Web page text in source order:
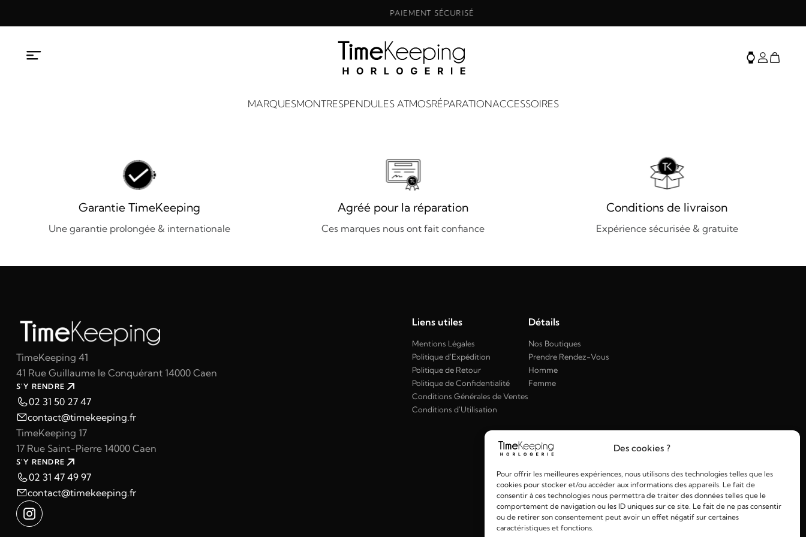
Des cookies ?
Pour offrir les meilleures expériences, nous utilisons des technologies telles que les
cookies pour stocker et/ou accéder aux informations des appareils. Le fait de
consentir à ces technologies nous permettra de traiter des données telles que le
comportement de navigation ou les ID uniques sur ce site. Le fait de ne pas consentir
ou de retirer son consentement peut avoir un effet négatif sur certaines
caractéristiques et fonctions.
PAIEMENT SÉCURISÉ
MARQUESMONTRESPENDULES ATMOSRÉPARATIONACCESSOIRES
Garantie TimeKeeping
Une garantie prolongée & internationale
Agréé pour la réparation
Ces marques nous ont fait confiance
Conditions de livraison
Expérience sécurisée & gratuite
TimeKeeping 41
41 Rue Guillaume le Conquérant 14000 Caen
S'Y RENDRE
02 31 50 27 47
contact@timekeeping.fr
TimeKeeping 17
17 Rue Saint-Pierre 14000 Caen
S'Y RENDRE
02 31 47 49 97
contact@timekeeping.fr
Liens utiles
Mentions Légales
Politique d'Expédition
Politique de Retour
Politique de Confidentialité
Conditions Générales de Ventes
Conditions d'Utilisation
Détails
Nos Boutiques
Prendre Rendez-Vous
Homme
Femme